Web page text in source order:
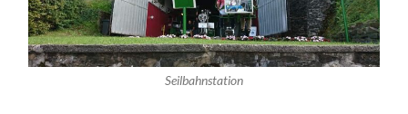
Seilbahnstation